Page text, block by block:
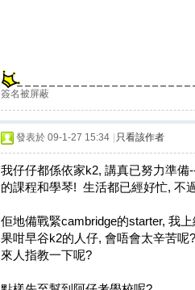
簽名被屏蔽
發表於 09-1-27 15:34 只看該作者
我仔仔都係依家k2, 講真已努力準
的課程和學琴! 生活都已經好忙, 不
佢地備戰緊cambridge的starter, 我
果咁早谷k2的人仔, 會唔會太辛苦呢
來人指教一下呢?